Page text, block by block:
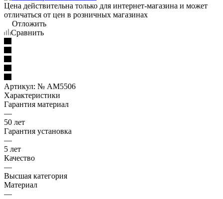
Цена действительна только для интернет-магазина и может
отличаться от цен в розничных магазинах
Отложить
Сравнить
Артикул: № AM5506
Характеристики
Гарантия материал
—
50 лет
Гарантия установка
—
5 лет
Качество
—
Высшая категория
Материал
—